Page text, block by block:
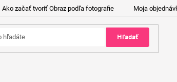
Ako začať tvoriť Obraz podľa fotografie Moja
Hľadať